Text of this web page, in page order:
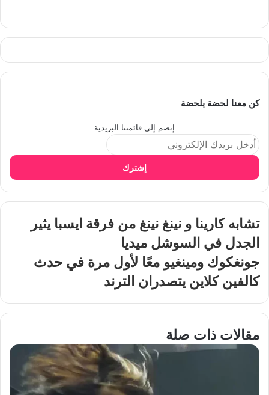
كن معنا لحضة بلحضة
إنضم إلى قائمتنا البريدية
إشترك
تشابه كارينا و نينغ نينغ من فرقة ايسبا يثير
الجدل في السوشل ميديا
جونغكوك ومينغيو معًا لأول مرة في حدث
كالفين كلاين يتصدران الترند
مقالات ذات صلة